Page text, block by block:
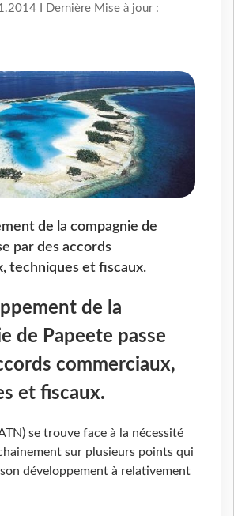
I Dernière Mise à jour :
de la compagnie de
par des accords
techniques et fiscaux.
de la
de Papeete passe
commerciaux,
et fiscaux.
se trouve face à la nécessité
sur plusieurs points qui
développement à relativement